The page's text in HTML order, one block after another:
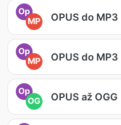
Op
MP
OPUS do MP3
Op
MP
OPUS do MP3
Op
OG
OPUS až OGG